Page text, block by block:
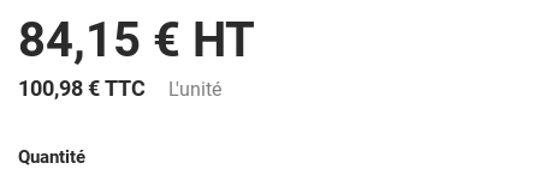
84,15 € HT
100,98 €TTC L'unité
Quantité